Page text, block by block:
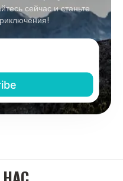
сейчас и станьте